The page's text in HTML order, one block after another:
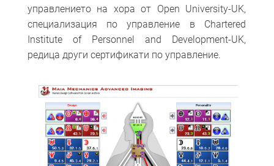
управлението на хора от Open University-UK,
специализация по управление в Chartered
Institute of Personnel and Development-UK,
редица други сертификати по управление.